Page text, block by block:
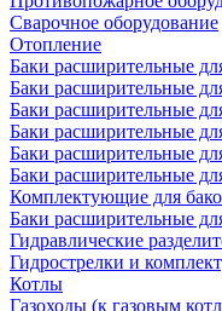
Сварочное оборудование
Отопление
Баки расширительные
Баки расширительные
Баки расширительные
Баки расширительные
Баки расширительные
Баки расширительные
Комплектующие для
Баки расширительные
Гидравлические
Гидрострелки и
Котлы
Газоходы (к газовым